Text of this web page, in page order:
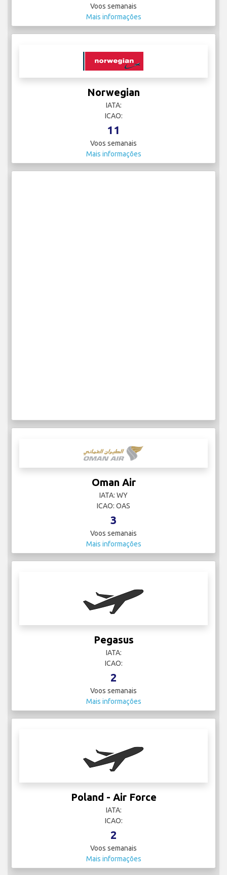
Voos semanais
Mais informações
Norwegian
IATA:
ICAO:
11
Voos semanais
Mais informações
Oman Air
IATA: WY
ICAO: OAS
3
Voos semanais
Mais informações
Pegasus
IATA:
ICAO:
2
Voos semanais
Mais informações
Poland - Air Force
IATA:
ICAO:
2
Voos semanais
Mais informações